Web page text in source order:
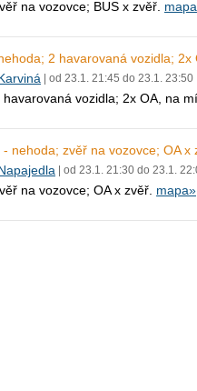
na vozovce; BUS x zvěř.
2 havarovaná vozidla; 2x
| od 23.1. 21:45 do 23.1. 23:50
vozidla; 2x OA, na
nehoda; zvěř na vozovce; OA x
| od 23.1. 21:30 do 23.1.
na vozovce; OA x zvěř. mapa»